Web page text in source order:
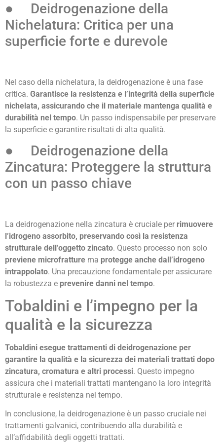
● Deidrogenazione della
Nichelatura: Critica per una
superficie forte e durevole
Nel caso della nichelatura, la deidrogenazione è una fase
critica. Garantisce la resistenza e l’integrità della superficie
nichelata, assicurando che il materiale mantenga qualità e
durabilità nel tempo. Un passo indispensabile per preservare
la superficie e garantire risultati di alta qualità.
● Deidrogenazione della
Zincatura: Proteggere la struttura
con un passo chiave
La deidrogenazione nella zincatura è cruciale per rimuovere
l’idrogeno assorbito, preservando così la resistenza
strutturale dell’oggetto zincato. Questo processo non solo
previene microfratture ma protegge anche dall’idrogeno
intrappolato. Una precauzione fondamentale per assicurare
la robustezza e prevenire danni nel tempo.
Tobaldini e l’impegno per la
qualità e la sicurezza
Tobaldini esegue trattamenti di deidrogenazione per
garantire la qualità e la sicurezza dei materiali trattati dopo
zincatura, cromatura e altri processi. Questo impegno
assicura che i materiali trattati mantengano la loro integrità
strutturale e resistenza nel tempo.
In conclusione, la deidrogenazione è un passo cruciale nei
trattamenti galvanici, contribuendo alla durabilità e
all’affidabilità degli oggetti trattati.